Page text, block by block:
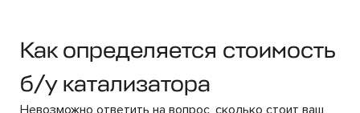
Как определяется стоимость
б/у катализатора
Невозможно ответить на вопрос, сколько стоит ваш